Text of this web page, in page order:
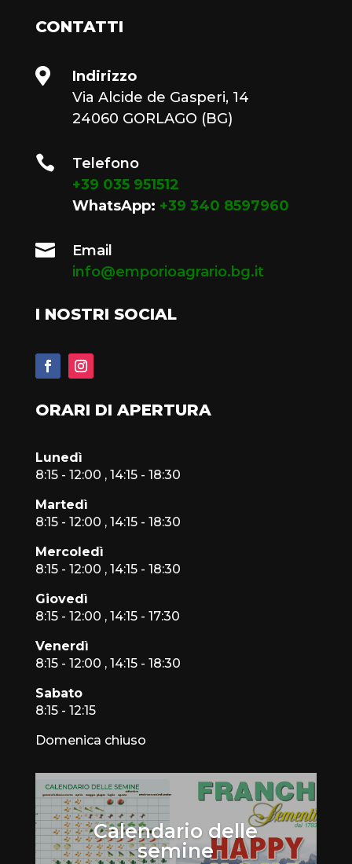
CONTATTI

Indirizzo
Via Alcide de Gasperi, 14
24060 GORLAGO (BG)

Telefono
+39 035 951512
WhatsApp: +39 340 8597960

Email
info@emporioagrario.bg.it
I NOSTRI SOCIAL
ORARI DI APERTURA
Lunedì
8:15 - 12:00 , 14:15 - 18:30
Martedì
8:15 - 12:00 , 14:15 - 18:30
Mercoledì
8:15 - 12:00 , 14:15 - 18:30
Giovedì
8:15 - 12:00 , 14:15 - 17:30
Venerdì
8:15 - 12:00 , 14:15 - 18:30
Sabato
8:15 - 12:15
Domenica chiuso
Calendario delle
semine